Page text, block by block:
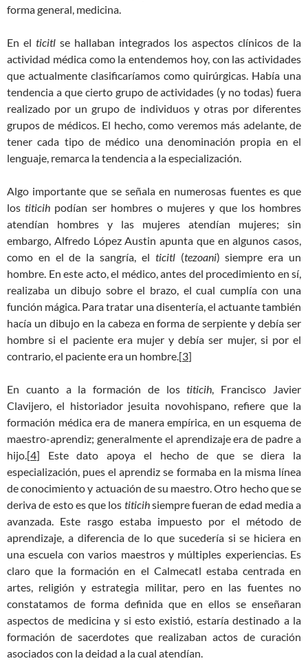
forma general, medicina.
En el ticitl se hallaban integrados los aspectos clínicos de la
actividad médica como la entendemos hoy, con las actividades
que actualmente clasificaríamos como quirúrgicas. Había una
tendencia a que cierto grupo de actividades (y no todas) fuera
realizado por un grupo de individuos y otras por diferentes
grupos de médicos. El hecho, como veremos más adelante, de
tener cada tipo de médico una denominación propia en el
lenguaje, remarca la tendencia a la especialización.
Algo importante que se señala en numerosas fuentes es que
lostiticih podían ser hombres o mujeres y que los hombres
atendían hombres y las mujeres atendían mujeres; sin
embargo, Alfredo López Austin apunta que en algunos casos,
como en el de la sangría, el ticitl (tezoani) siempre era un
hombre. En este acto, el médico, antes del procedimiento en sí,
realizaba un dibujo sobre el brazo, el cual cumplía con una
función mágica. Para tratar una disentería, el actuante también
hacía un dibujo en la cabeza en forma de serpiente y debía ser
hombre si el paciente era mujer y debía ser mujer, si por el
contrario, el paciente era un hombre.[3]
En cuanto a la formación de lostiticih, Francisco Javier
Clavijero, el historiador jesuita novohispano, refiere que la
formación médica era de manera empírica, en un esquema de
maestro-aprendiz; generalmente el aprendizaje era de padre a
hijo.[4] Este dato apoya el hecho de que se diera la
especialización, pues el aprendiz se formaba en la misma línea
de conocimiento y actuación de su maestro. Otro hecho que se
deriva de esto es que los titicihsiempre fueran de edad media a
avanzada. Este rasgo estaba impuesto por el método de
aprendizaje, a diferencia de lo que sucedería si se hiciera en
una escuela con varios maestros y múltiples experiencias. Es
claro que la formación en el Calmecatl estaba centrada en
artes, religión y estrategia militar, pero en las fuentes no
constatamos de forma definida que en ellos se enseñaran
aspectos de medicina y si esto existió, estaría destinado a la
formación de sacerdotes que realizaban actos de curación
asociados con la deidad a la cual atendían.